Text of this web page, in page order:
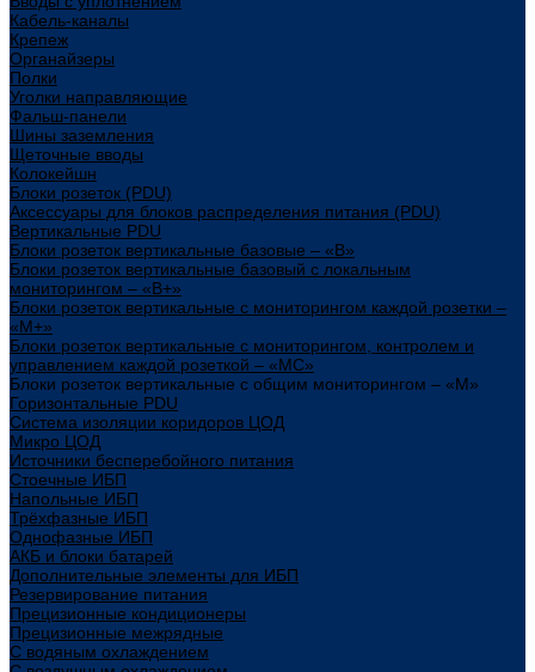
Кабель-каналы
Крепеж
Органайзеры
Полки
Уголки направляющие
Фальш-панели
Шины заземления
Щеточные вводы
Колокейшн
Блоки розеток (PDU)
Аксессуары для блоков распределения питания (PDU)
Вертикальные PDU
Блоки розеток вертикальные базовые – «В»
Блоки розеток вертикальные базовый с локальным
мониторингом – «В+»
Блоки розеток вертикальные с мониторингом каждой розетки –
«М+»
Блоки розеток вертикальные с мониторингом, контролем и
управлением каждой розеткой – «МС»
Блоки розеток вертикальные с общим мониторингом – «М»
Горизонтальные PDU
Система изоляции коридоров ЦОД
Микро ЦОД
Источники бесперебойного питания
Стоечные ИБП
Напольные ИБП
Трёхфазные ИБП
Однофазные ИБП
АКБ и блоки батарей
Дополнительные элементы для ИБП
Резервирование питания
Прецизионные кондиционеры
Прецизионные межрядные
С водяным охлаждением